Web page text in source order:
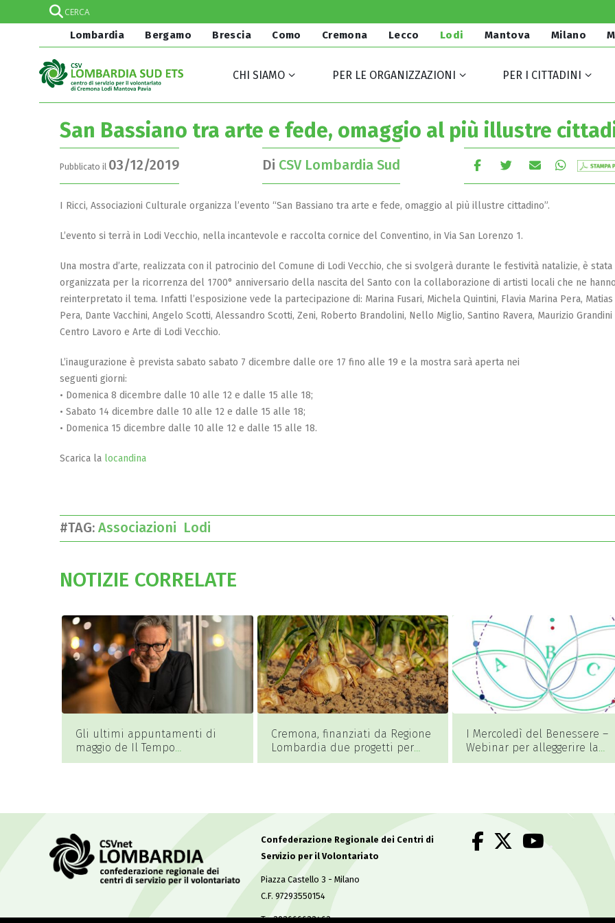
Lombardia Bergamo Brescia Como Cremona Lecco Lodi Mantova Milano
CHI SIAMO PER LE ORGANIZZAZIONI PER I CITTADINI
San Bassiano tra arte e fede, omaggio al più illustre
Pubblicato il 03/12/2019 Di CSV Lombardia Sud
I Ricci, Associazioni Culturale organizza l’evento “San Bassiano tra arte e fede, omaggio al più illustre cittadino”.
L’evento si terrà in Lodi Vecchio, nella incantevole e raccolta cornice del Conventino, in Via San Lorenzo 1.
Una mostra d’arte, realizzata con il patrocinio del Comune di Lodi Vecchio, che si svolgerà durante le festività natalizie, è stata
organizzata per la ricorrenza del 1700° anniversario della nascita del Santo con la collaborazione di artisti locali che ne
reinterpretato il tema. Infatti l’esposizione vede la partecipazione di: Marina Fusari, Michela Quintini, Flavia Marina Pera,
Pera, Dante Vacchini, Angelo Scotti, Alessandro Scotti, Zeni, Roberto Brandolini, Nello Miglio, Santino Ravera, Maurizio
Centro Lavoro e Arte di Lodi Vecchio.
L’inaugurazione è prevista sabato sabato 7 dicembre dalle ore 17 fino alle 19 e la mostra sarà aperta nei
seguenti giorni:
• Domenica 8 dicembre dalle 10 alle 12 e dalle 15 alle 18;
• Sabato 14 dicembre dalle 10 alle 12 e dalle 15 alle 18;
• Domenica 15 dicembre dalle 10 alle 12 e dalle 15 alle 18.
Scarica la locandina
#TAG: Associazioni Lodi
NOTIZIE CORRELATE
Gli ultimi appuntamenti di
maggio de Il Tempo
dell’Infanzia…e oltre!
Cremona, finanziati da Regione
Lombardia due progetti per
orti collettivi e dedicati
I Mercoledì del Benessere –
Webinar per alleggerire la
mente, migliorare le
Confederazione Regionale dei Centri di
Servizio per il Volontariato
Piazza Castello 3 - Milano
C.F. 97293550154
T. +393666633463
.